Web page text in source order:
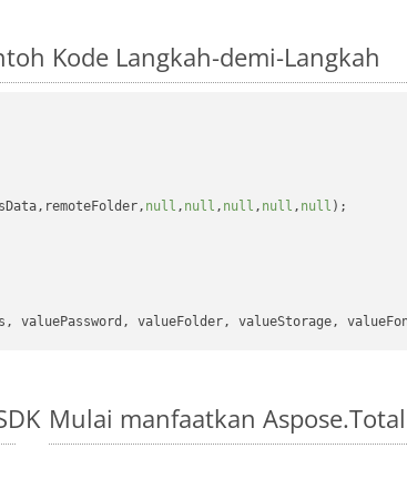
Kode Langkah-demi-Langkah
null , null , null , null , null );
Mulai manfaatkan